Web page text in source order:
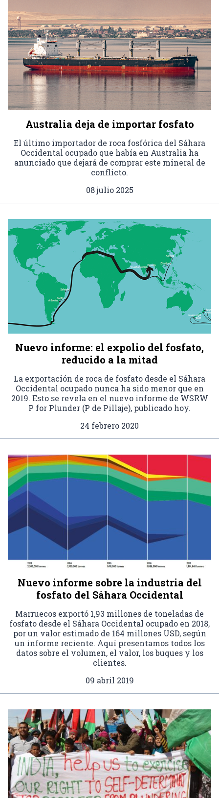
Australia deja de importar fosfato
El último importador de roca fosfórica del Sáhara
Occidental ocupado que había en Australia ha
anunciado que dejará de comprar este mineral de
conflicto.
08 julio 2025
Nuevo informe: el expolio del fosfato,
reducido a la mitad
La exportación de roca de fosfato desde el Sáhara
Occidental ocupado nunca ha sido menor que en
2019. Esto se revela en el nuevo informe de WSRW
P for Plunder (P de Pillaje), publicado hoy.
24 febrero 2020
Nuevo informe sobre la industria del
fosfato del Sáhara Occidental
Marruecos exportó 1,93 millones de toneladas de
fosfato desde el Sáhara Occidental ocupado en 2018,
por un valor estimado de 164 millones USD, según
un informe reciente. Aquí presentamos todos los
datos sobre el volumen, el valor, los buques y los
clientes.
09 abril 2019